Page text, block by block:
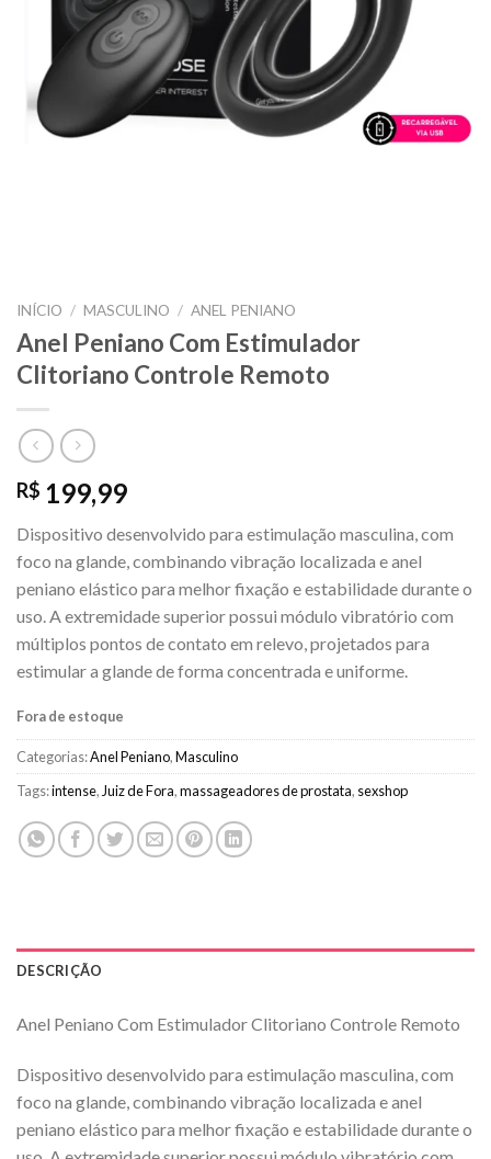
INÍCIO / MASCULINO / ANEL PENIANO
Anel Peniano Com Estimulador
Clitoriano Controle Remoto
R$ 199,99
Dispositivo desenvolvido para estimulação masculina, com
foco na glande, combinando vibração localizada e anel
peniano elástico para melhor fixação e estabilidade durante o
uso. A extremidade superior possui módulo vibratório com
múltiplos pontos de contato em relevo, projetados para
estimular a glande de forma concentrada e uniforme.
Fora de estoque
Categorias:Anel Peniano,Masculino
Tags:intense, Juiz de Fora,massageadores de prostata, sexshop
DESCRIÇÃO
Anel Peniano Com Estimulador Clitoriano Controle Remoto
Dispositivo desenvolvido para estimulação masculina, com
foco na glande, combinando vibração localizada e anel
peniano elástico para melhor fixação e estabilidade durante o